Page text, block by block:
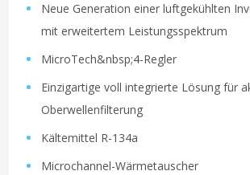
Neue Generation einer luftgekühlten
mit erweitertem Leistungsspektrum
MicroTech&nbsp;4-Regler
Einzigartige voll integrierte Lösung für
Oberwellenfilterung
Kältemittel R-134a
Microchannel-Wärmetauscher